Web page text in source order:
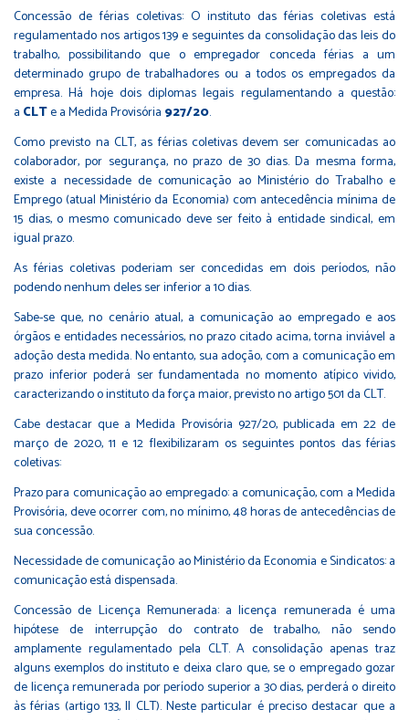
Concessão de férias coletivas: O instituto das férias coletivas está
regulamentado nos artigos 139 e seguintes da consolidação das leis do
trabalho, possibilitando que o empregador conceda férias a um
determinado grupo de trabalhadores ou a todos os empregados da
empresa. Há hoje dois diplomas legais regulamentando a questão:
a CLTe a Medida Provisória 927/20.
Como previsto na CLT, as férias coletivas devem ser comunicadas ao
colaborador, por segurança, no prazo de 30 dias. Da mesma forma,
existe a necessidade de comunicação ao Ministério do Trabalho e
Emprego (atual Ministério da Economia) com antecedência mínima de
15 dias, o mesmo comunicado deve ser feito à entidade sindical, em
igual prazo.
As férias coletivas poderiam ser concedidas em dois períodos, não
podendo nenhum deles ser inferior a 10 dias.
Sabe-se que, no cenário atual, a comunicação ao empregado e aos
órgãos e entidades necessários, no prazo citado acima, torna inviável a
adoção desta medida. No entanto, sua adoção, com a comunicação em
prazo inferior poderá ser fundamentada no momento atípico vivido,
caracterizando o instituto da força maior, previsto no artigo 501 da CLT.
Cabe destacar que a Medida Provisória 927/20, publicada em 22 de
março de 2020, 11 e 12 flexibilizaram os seguintes pontos das férias
coletivas:
Prazo para comunicação ao empregado: a comunicação, com a Medida
Provisória, deve ocorrer com, no mínimo, 48 horas de antecedências de
sua concessão.
Necessidade de comunicação ao Ministério da Economia e Sindicatos: a
comunicação está dispensada.
Concessão de Licença Remunerada: a licença remunerada é uma
hipótese de interrupção do contrato de trabalho, não sendo
amplamente regulamentado pela CLT. A consolidação apenas traz
alguns exemplos do instituto e deixa claro que, se o empregado gozar
de licença remunerada por período superior a 30 dias, perderá o direito
às férias (artigo 133, II CLT). Neste particular é preciso destacar que a